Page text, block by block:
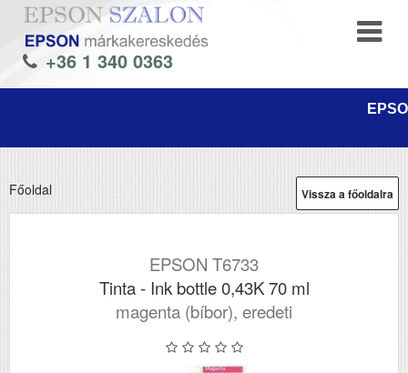
+36 1 340 0363
Vissza a főoldalra
Főoldal
EPSON T6733
Tinta - Ink bottle 0,43K 70 ml
magenta (bíbor), eredeti